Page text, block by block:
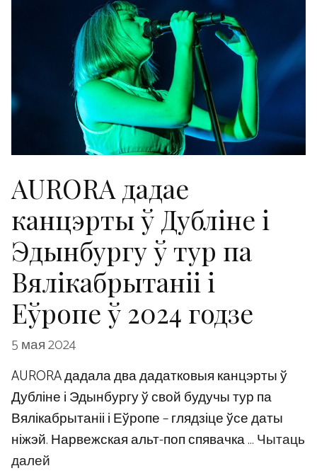
AURORA дадае
канцэрты ў Дубліне і
Эдынбургу ў тур па
Вялікабрытаніі і
Еўропе ў 2024 годзе
5 мая 2024
AURORA дадала два дадатковыя канцэрты ў
Дубліне і Эдынбургу ў свой будучы тур па
Вялікабрытаніі і Еўропе – глядзіце ўсе даты
ніжэй. Нарвежская альт-поп спявачка …Чытаць
далей